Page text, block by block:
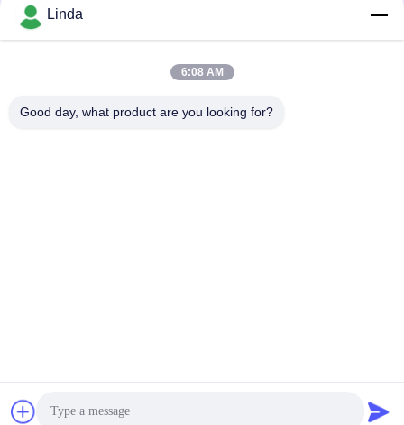
Wszystkie. Prawa zastrzeżone.
Linda
6:08 AM
Good day, what product are you looking for?